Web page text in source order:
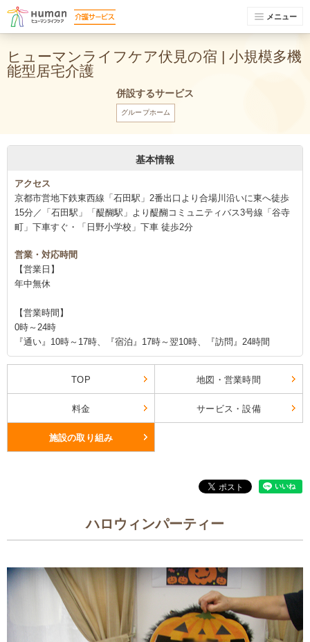
メニュー
ヒューマンライフケア伏見の宿 | 小規模多機
能型居宅介護
併設するサービス
グループホーム
基本情報
アクセス
京都市営地下鉄東西線「石田駅」2番出口より合場川沿いに東へ徒歩
15分／「石田駅」「醍醐駅」より醍醐コミュニティバス3号線「谷寺
町」下車すぐ・「日野小学校」下車 徒歩2分
営業・対応時間
【営業日】
年中無休
【営業時間】
0時～24時
『通い』10時～17時、『宿泊』17時～翌10時、『訪問』24時間
TOP 地図・営業時間
料金 サービス・設備
施設の取り組み
ハロウィンパーティー